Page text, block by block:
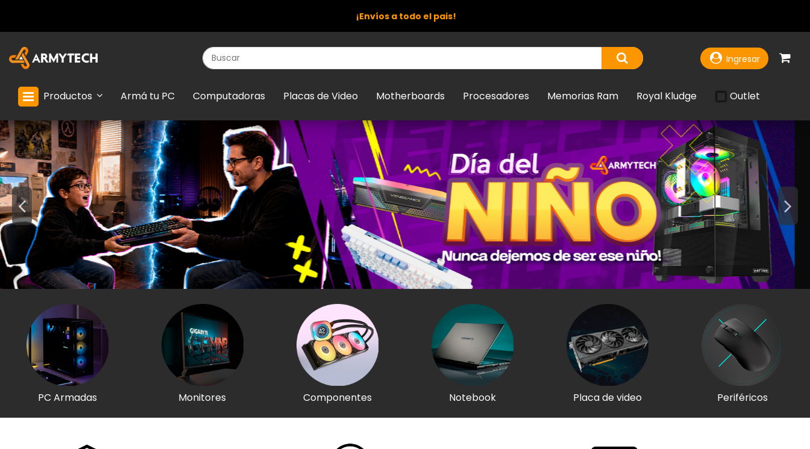
¡Envíos a todo el pais!
Ingresar
Productos Armá tu PC Computadoras Placas de Video Motherboards Procesadores Memorias Ram Royal Kludge Outlet
PC Armadas Monitores Componentes Notebook Placa de video Periféricos